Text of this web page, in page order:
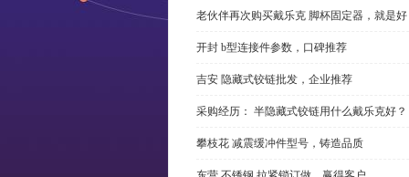
老伙伴再次购买戴乐克 脚杯固定器，就是
开封 b型连接件参数，口碑推荐
吉安 隐藏式铰链批发，企业推荐
采购经历： 半隐藏式铰链用什么戴乐克好？
攀枝花 减震缓冲件型号，铸造品质